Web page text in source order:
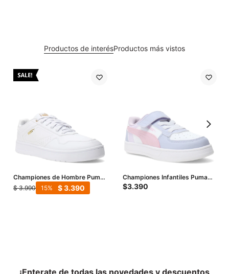
Productos de interésProductos más vistos
Championes de Hombre Puma
Court Classic - Blanco -
$ 3.990 $3.390
15
Championes Infantiles Puma
Caven 2.0 Block - Blanco - Lila
$3.390